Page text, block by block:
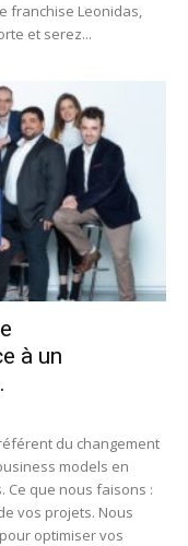
franchise Leonidas,
et serez...
à un
du changement
models en
Ce que nous faisons :
vos projets. Nous
optimiser vos